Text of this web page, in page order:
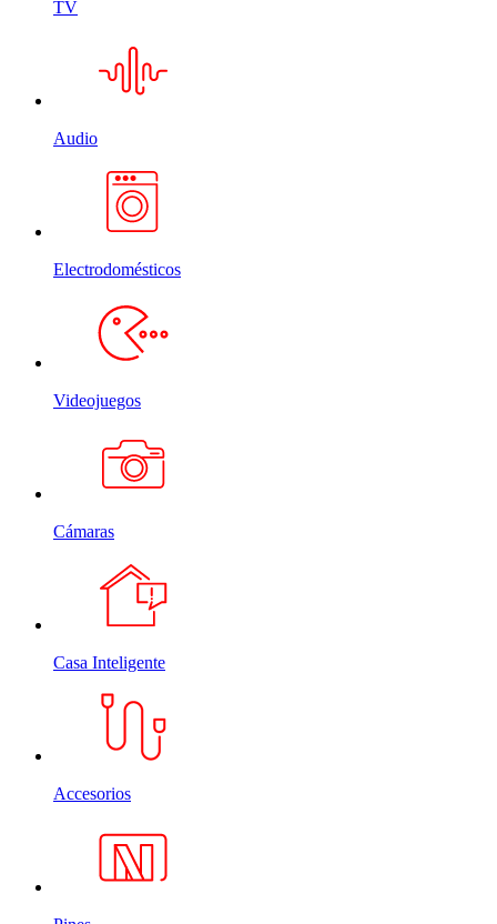
TV
Audio
Electrodomésticos
Videojuegos
Cámaras
Casa Inteligente
Accesorios